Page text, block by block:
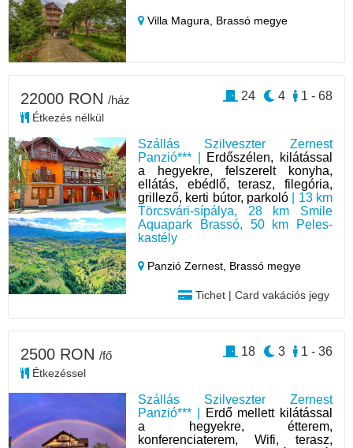
Villa Magura, Brassó megye
Szállás Szilveszter Zernest
Panzió*** | Erdőszélen, kilátással
a hegyekre, felszerelt konyha,
ellátás, ebédlő, terasz, filegória,
grillező, kerti bútor, parkoló | 13 km
Törcsvári-sípálya, 28 km Smile
Aquapark Brassó, 50 km Peles-
kastély
Panzió Zernest, Brassó megye
Tichet | Card vakációs jegy
22000 RON /ház
Étkezés nélkül
1 - 68
4
24
Szállás Szilveszter Zernest
Panzió*** |
Erdő mellett kilátással
a hegyekre, étterem,
konferenciaterem, Wifi, terasz,
2500 RON /fő
Étkezéssel
1 - 36
3
18